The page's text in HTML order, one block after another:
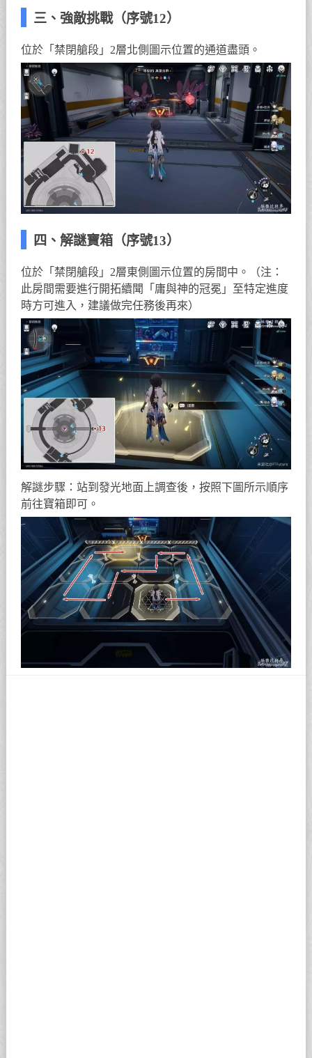
三、強敵挑戰（序號12）
位於「禁閉艙段」2層北側圖示位置的通道盡頭。
四、解謎寶箱（序號13）
位於「禁閉艙段」2層東側圖示位置的房間中。（注：
此房間需要進行開拓續聞「庸與神的冠冕」至特定進度
時方可進入，建議做完任務後再來）
解謎步驟：站到發光地面上調查後，按照下圖所示順序
前往寶箱即可。